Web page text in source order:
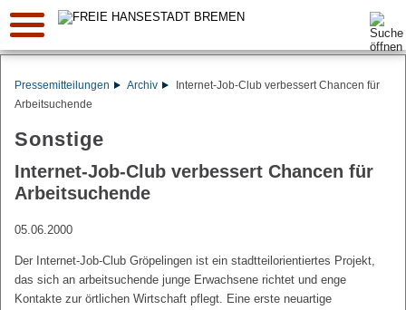
Suche:
Pressemitteilungen Archiv
Internet-Job-Club verbessert Chancen für
Arbeitsuchende
Sonstige
Internet-Job-Club verbessert Chancen für
Arbeitsuchende
05.06.2000
Der Internet-Job-Club Gröpelingen ist ein stadtteilorientiertes Projekt,
das sich an arbeitsuchende junge Erwachsene richtet und enge
Kontakte zur örtlichen Wirtschaft pflegt. Eine erste neuartige